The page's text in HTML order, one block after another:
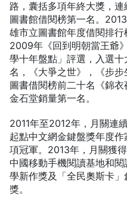
路，囊括多項年終大獎，
圖書館借閱榜第一名。
雄市立圖書館年度借閱排行
2009年《回到明朝當王爺
學十年盤點」評選，入選
名，《大爭之世》，《步
圖書借閱榜前二十名《錦
金石堂銷量第一名。
2011年至2012年，月關連
起點中文網金鍵盤獎年度
項冠軍。2013年，月關獲
中國移動手機閱讀基地和
學新作獎及「全民奧斯卡
獎。